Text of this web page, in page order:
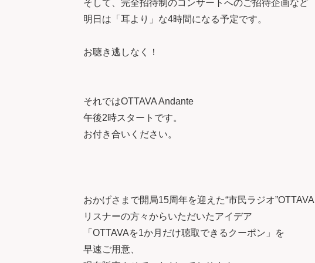
そして、完全招待制のコンサートへのご招待企画など
明日は「耳より」な4時間になる予定です。
お聴き逃しなく！
それではOTTAVA Andante
午後2時スタートです。
お付き合いください。
おかげさまで開局15周年を迎えた“市民ラジオ”OTTAVA
リスナーの方々からいただいたアイデア
「OTTAVAを1か月だけ聴取できるクーポン」を
早速ご用意、